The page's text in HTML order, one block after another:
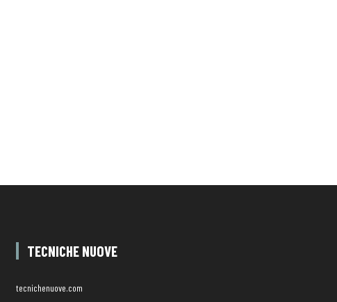
TECNICHE NUOVE
tecnichenuove.com